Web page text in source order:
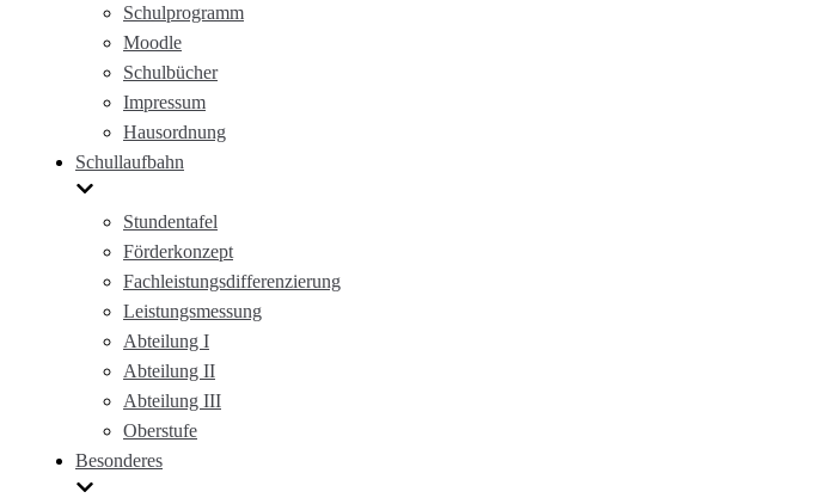
Schulprogramm
Moodle
Schulbücher
Impressum
Hausordnung
Schullaufbahn
Stundentafel
Förderkonzept
Fachleistungsdifferenzierung
Leistungsmessung
Abteilung I
Abteilung II
Abteilung III
Oberstufe
Besonderes